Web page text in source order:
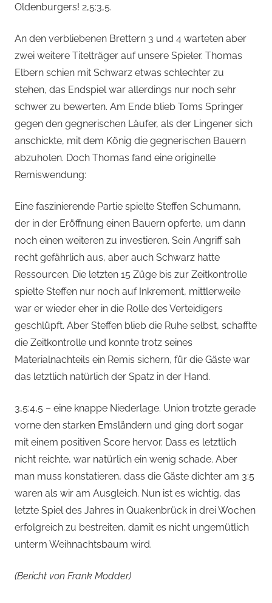
Oldenburgers! 2,5:3,5.
An den verbliebenen Brettern 3 und 4 warteten aber
zwei weitere Titelträger auf unsere Spieler. Thomas
Elbern schien mit Schwarz etwas schlechter zu
stehen, das Endspiel war allerdings nur noch sehr
schwer zu bewerten. Am Ende blieb Toms Springer
gegen den gegnerischen Läufer, als der Lingener sich
anschickte, mit dem König die gegnerischen Bauern
abzuholen. Doch Thomas fand eine originelle
Remiswendung:
Eine faszinierende Partie spielte Steffen Schumann,
der in der Eröffnung einen Bauern opferte, um dann
noch einen weiteren zu investieren. Sein Angriff sah
recht gefährlich aus, aber auch Schwarz hatte
Ressourcen. Die letzten 15 Züge bis zur Zeitkontrolle
spielte Steffen nur noch auf Inkrement, mittlerweile
war er wieder eher in die Rolle des Verteidigers
geschlüpft. Aber Steffen blieb die Ruhe selbst, schaffte
die Zeitkontrolle und konnte trotz seines
Materialnachteils ein Remis sichern, für die Gäste war
das letztlich natürlich der Spatz in der Hand.
3,5:4,5 – eine knappe Niederlage. Union trotzte gerade
vorne den starken Emsländern und ging dort sogar
mit einem positiven Score hervor. Dass es letztlich
nicht reichte, war natürlich ein wenig schade. Aber
man muss konstatieren, dass die Gäste dichter am 3:5
waren als wir am Ausgleich. Nun ist es wichtig, das
letzte Spiel des Jahres in Quakenbrück in drei Wochen
erfolgreich zu bestreiten, damit es nicht ungemütlich
unterm Weihnachtsbaum wird.
(Bericht von Frank Modder)